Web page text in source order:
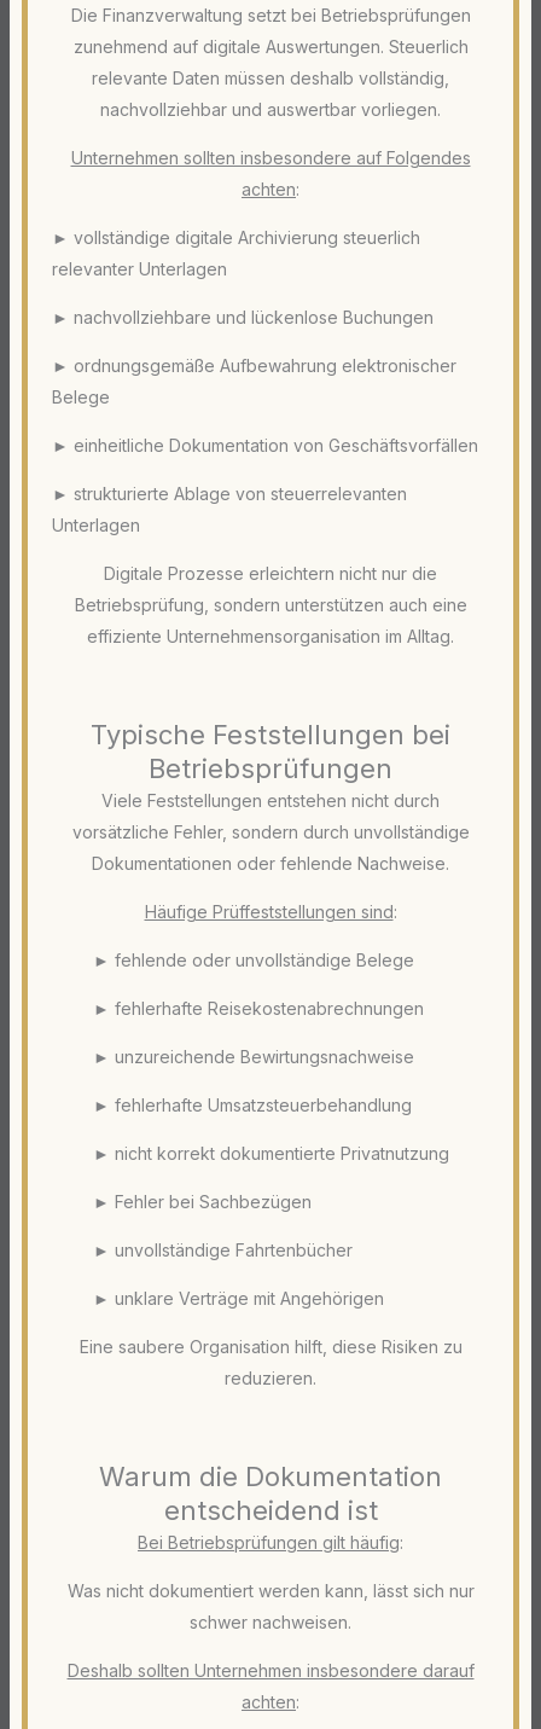
Die Finanzverwaltung setzt bei Betriebsprüfungen
zunehmend auf digitale Auswertungen. Steuerlich
relevante Daten müssen deshalb vollständig,
nachvollziehbar und auswertbar vorliegen.
Unternehmen sollten insbesondere auf Folgendes
achten:
► vollständige digitale Archivierung steuerlich
relevanter Unterlagen
► nachvollziehbare und lückenlose Buchungen
► ordnungsgemäße Aufbewahrung elektronischer
Belege
► einheitliche Dokumentation von Geschäftsvorfällen
► strukturierte Ablage von steuerrelevanten
Unterlagen
Digitale Prozesse erleichtern nicht nur die
Betriebsprüfung, sondern unterstützen auch eine
effiziente Unternehmensorganisation im Alltag.
Typische Feststellungen bei
Betriebsprüfungen
Viele Feststellungen entstehen nicht durch
vorsätzliche Fehler, sondern durch unvollständige
Dokumentationen oder fehlende Nachweise.
Häufige Prüffeststellungen sind:
► fehlende oder unvollständige Belege
► fehlerhafte Reisekostenabrechnungen
► unzureichende Bewirtungsnachweise
► fehlerhafte Umsatzsteuerbehandlung
► nicht korrekt dokumentierte Privatnutzung
► Fehler bei Sachbezügen
► unvollständige Fahrtenbücher
► unklare Verträge mit Angehörigen
Eine saubere Organisation hilft, diese Risiken zu
reduzieren.
Warum die Dokumentation
entscheidend ist
Bei Betriebsprüfungen gilt häufig:
Was nicht dokumentiert werden kann, lässt sich nur
schwer nachweisen.
Deshalb sollten Unternehmen insbesondere darauf
achten: